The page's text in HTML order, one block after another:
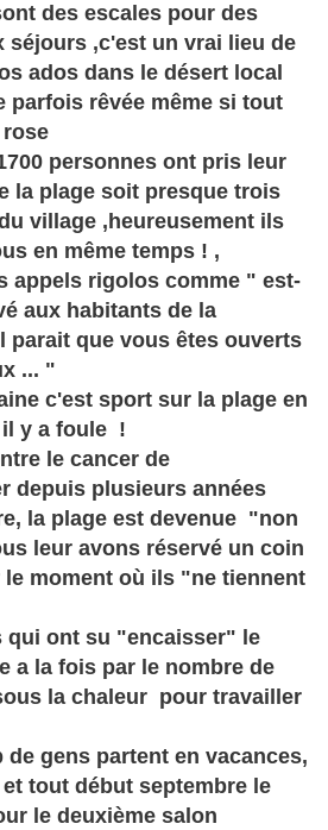
des escales pour des
séjours ,c'est un vrai lieu de
ados dans le désert local
parfois rêvée même si tout
personnes ont pris leur
la plage soit presque trois
village ,heureusement ils
en même temps ! ,
appels rigolos comme " est-
aux habitants de la
parait que vous êtes ouverts
... "
c'est sport sur la plage en
y a foule !
le cancer de
depuis plusieurs années
la plage est devenue "non
leur avons réservé un coin
moment où ils "ne tiennent
qui ont su "encaisser" le
a la fois par le nombre de
la chaleur pour travailler
de gens partent en vacances,
tout début septembre le
le deuxième salon